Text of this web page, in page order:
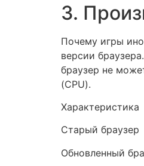
3.
Почему игры
версии
браузер не
(CPU).
Характеристика
Старый браузер
Обновленный